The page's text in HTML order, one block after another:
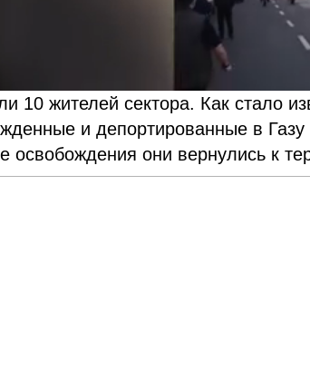
10 жителей сектора. Как стало
и депортированные в
освобождения они вернулись к